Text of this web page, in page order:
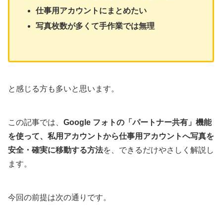
仕事用アカウントにまとめたい
写真枚数が多くて手作業では無理
と感じる方も多いと思います。
この記事では、 Google フォトの「パートナー共有」機能
を使って、私用アカウントから仕事用アカウントへ写真を
安全・確実に移動する方法を、できるだけやさしく解説し
ます。
今回の前提は次の通りです。